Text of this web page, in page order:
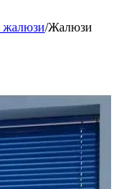
жалюзи/Жалюзи